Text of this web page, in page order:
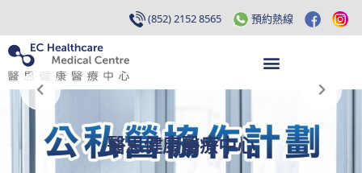
(852) 2152 8565 預約熱線
醫思健康醫療中心